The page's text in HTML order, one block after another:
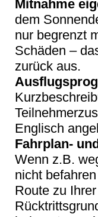
Mitnahme
dem
nur begrenzt
Schäden –
zurück aus.
Englisch
Fahrplan-
Wenn z.B.
nicht
Route zu